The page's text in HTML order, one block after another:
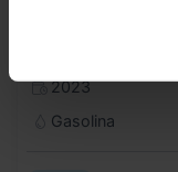
BLACK LINE 45
2023
Gasolina